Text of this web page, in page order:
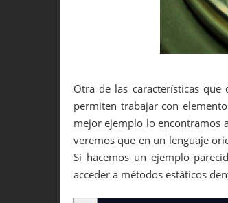
Otra de las características
permiten trabajar con
mejor ejemplo lo encontramos
veremos que en un lenguaje
Si hacemos un ejemplo
acceder a métodos estáticos